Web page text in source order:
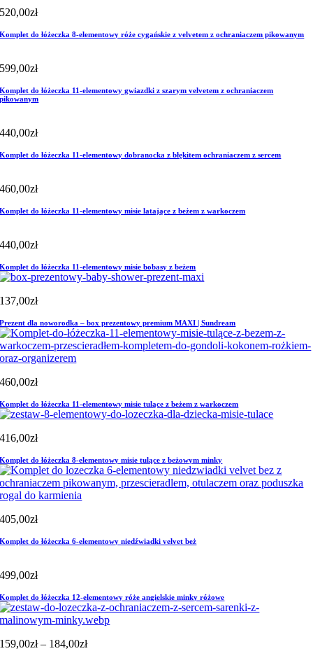
520,00zł
Komplet do łóżeczka 8-elementowy róże cygańskie z velvetem z ochraniaczem pikowanym
599,00zł
Komplet do łóżeczka 11-elementowy gwiazdki z szarym velvetem z ochraniaczem
pikowanym
440,00zł
Komplet do łóżeczka 11-elementowy dobranocka z błękitem ochraniaczem z sercem
460,00zł
Komplet do łóżeczka 11-elementowy misie latające z beżem z warkoczem
440,00zł
Komplet do łóżeczka 11-elementowy misie bobasy z beżem
137,00zł
Prezent dla noworodka – box prezentowy premium MAXI | Sundream
460,00zł
Komplet do łóżeczka 11-elementowy misie tulące z beżem z warkoczem
416,00zł
Komplet do łóżeczka 8-elementowy misie tulące z beżowym minky
405,00zł
Komplet do łóżeczka 6-elementowy niedźwiadki velvet beż
499,00zł
Komplet do łóżeczka 12-elementowy róże angielskie minky różowe
159,00zł – 184,00złZakres